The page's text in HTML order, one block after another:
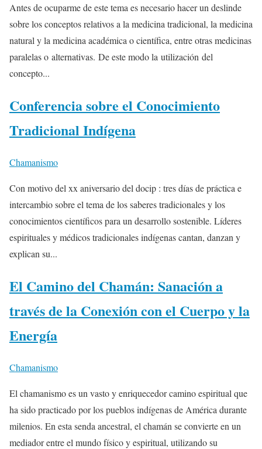
Antes de ocuparme de este tema es necesario hacer un deslinde
sobre los conceptos relativos a la medicina tradicional, la medicina
natural y la medicina académica o científica, entre otras medicinas
paralelas o alternativas. De este modo la utilización del
concepto...
Conferencia sobre el Conocimiento
Tradicional Indígena
Chamanismo
Con motivo del xx aniversario del docip : tres días de práctica e
intercambio sobre el tema de los saberes tradicionales y los
conocimientos científicos para un desarrollo sostenible. Líderes
espirituales y médicos tradicionales indígenas cantan, danzan y
explican su...
El Camino del Chamán: Sanación a
través de la Conexión con el Cuerpo y la
Energía
Chamanismo
El chamanismo es un vasto y enriquecedor camino espiritual que
ha sido practicado por los pueblos indígenas de América durante
milenios. En esta senda ancestral, el chamán se convierte en un
mediador entre el mundo físico y espiritual, utilizando su